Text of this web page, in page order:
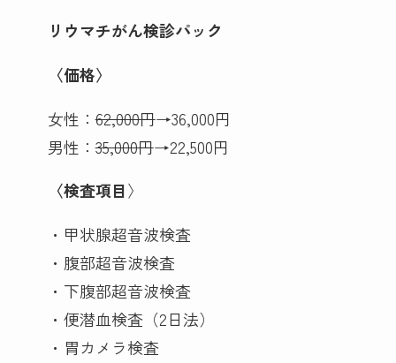
リウマチがん検診パック
〈価格〉
女性：62,000円→36,000円
男性：35,000円→22,500円
〈検査項目〉
・甲状腺超音波検査
・腹部超音波検査
・下腹部超音波検査
・便潜血検査（2日法）
・胃カメラ検査